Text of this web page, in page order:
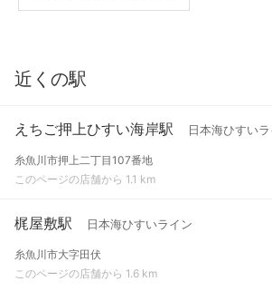
近くの駅
えちご押上ひすい海岸駅 日本海ひすい
糸魚川市押上二丁目107番地
このページの店舗から 1.1 km
梶屋敷駅 日本海ひすいライン
糸魚川市大字田伏
このページの店舗から 1.6 km